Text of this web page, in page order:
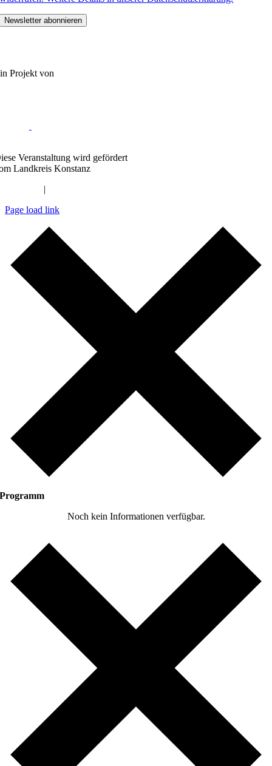
Projekt von
Veranstaltung wird gefördert
Landkreis Konstanz
|
Page load link
Programm
Noch kein Informationen verfügbar.